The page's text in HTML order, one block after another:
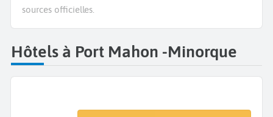
sources officielles.
Hôtels à Port Mahon -Minorque